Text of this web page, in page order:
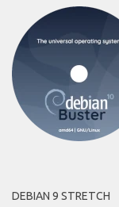
DEBIAN 9 STRETCH